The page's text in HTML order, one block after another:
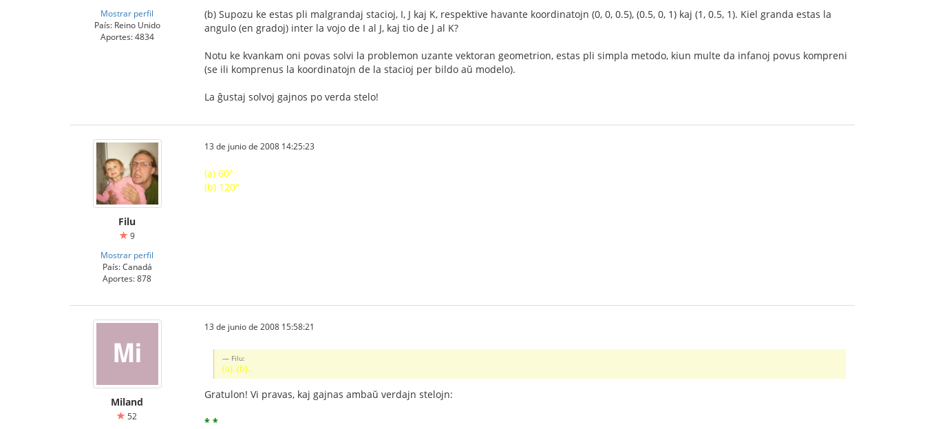
Mostrar perfil
País: Reino Unido
Aportes: 4834
(b) Supozu ke estas pli malgrandaj stacioj, I, J kaj K, respektive havante koordinatojn (0, 0, 0.5), (0.5, 0, 1) kaj (1, 0.5, 1). Kiel granda estas la
angulo (en gradoj) inter la vojo de I al J, kaj tio de J al K?
Notu ke kvankam oni povas solvi la problemon uzante vektoran geometrion, estas pli simpla metodo, kiun multe da infanoj povus kompreni
(se ili komprenus la koordinatojn de la stacioj per bildo aŭ modelo).
La ĝustaj solvoj gajnos po verda stelo!
Filu
9
Mostrar perfil
País: Canadá
Aportes: 878
13 de junio de 2008 14:25:23
(a) 60°
(b) 120°
Miland
52
13 de junio de 2008 15:58:21
Filu:
(a)..(b)..
Gratulon! Vi pravas, kaj gajnas ambaŭ verdajn stelojn:
* *